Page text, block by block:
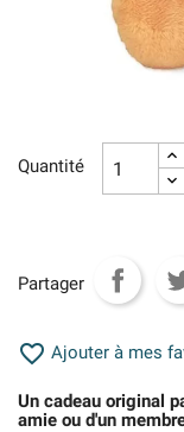
Quantité
Partager
 Ajouter à mes
Un cadeau original
amie ou d'un